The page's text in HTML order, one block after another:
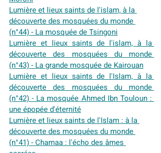
Lumière et lieux saints de l'islam, à la
découverte des mosquées du monde
(n°44) - La mosquée de Tsingoni
Lumière et lieux saints de l'islam, à la
découverte des mosquées du monde
(n°43) - La grande mosquée de Kairouan
Lumière et lieux saints de l'Islam, à la
découverte des mosquées du monde
(n°42) - La mosquée Ahmed Ibn Touloun :
une épopée d'éternité
Lumière et lieux saints de l'Islam : à la
découverte des mosquées du monde
(n°41) - Chamaa : l'écho des âmes